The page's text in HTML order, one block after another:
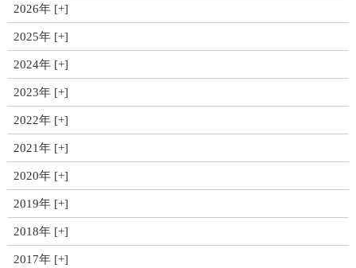
2026年
2025年
2024年
2023年
2022年
2021年
2020年
2019年
2018年
2017年